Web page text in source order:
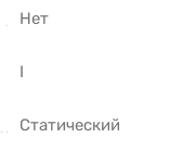
Нет
I
Статический